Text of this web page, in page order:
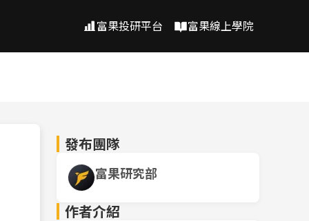
富果投研平台 富果線上學院
發布團隊
富果研究部
作者介紹